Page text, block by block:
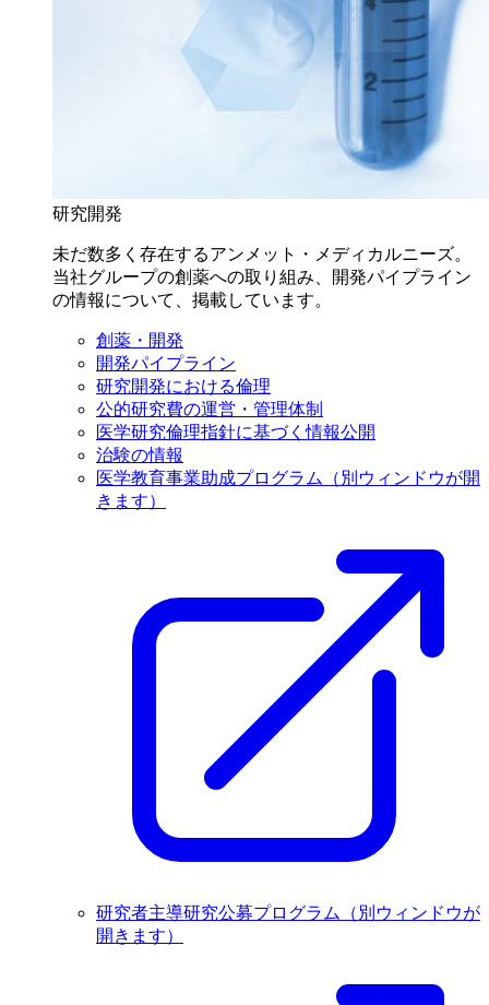
研究開発
未だ数多く存在するアンメット・メディカルニーズ。
当社グループの創薬への取り組み、開発パイプライン
の情報について、掲載しています。
創薬・開発
開発パイプライン
研究開発における倫理
公的研究費の運営・管理体制
医学研究倫理指針に基づく情報公開
治験の情報
医学教育事業助成プログラム
（別ウィンドウが開
きます）
研究者主導研究公募プログラム
（別ウィンドウが
開きます）